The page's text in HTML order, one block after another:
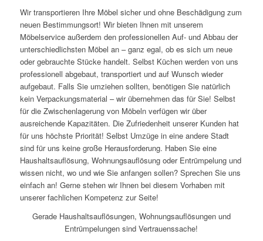
Wir transportieren Ihre Möbel sicher und ohne Beschädigung zum
neuen Bestimmungsort! Wir bieten Ihnen mit unserem
Möbelservice außerdem den professionellen Auf- und Abbau der
unterschiedlichsten Möbel an – ganz egal, ob es sich um neue
oder gebrauchte Stücke handelt. Selbst Küchen werden von uns
professionell abgebaut, transportiert und auf Wunsch wieder
aufgebaut. Falls Sie umziehen sollten, benötigen Sie natürlich
kein Verpackungsmaterial – wir übernehmen das für Sie! Selbst
für die Zwischenlagerung von Möbeln verfügen wir über
ausreichende Kapazitäten. Die Zufriedenheit unserer Kunden hat
für uns höchste Priorität! Selbst Umzüge in eine andere Stadt
sind für uns keine große Herausforderung. Haben Sie eine
Haushaltsauflösung, Wohnungsauflösung oder Entrümpelung und
wissen nicht, wo und wie Sie anfangen sollen? Sprechen Sie uns
einfach an! Gerne stehen wir Ihnen bei diesem Vorhaben mit
unserer fachlichen Kompetenz zur Seite!
Gerade Haushaltsauflösungen, Wohnungsauflösungen und
Entrümpelungen sind Vertrauenssache!